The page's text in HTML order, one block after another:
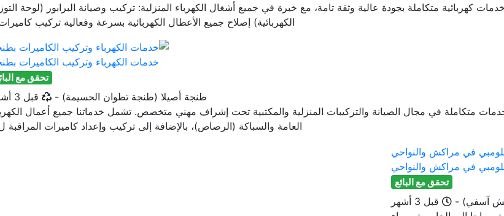
متكاملة بجودة عالية وثقة تامة، مع خبرة في جميع أشغال الكهرباء المنزلية: تركيب وصيانة البرابور (لوحة
الكهربائية) إصلاح جميع الأعطال الكهربائية بسرعة وفعالية تركيب
خدمات الكهرباء وتركيب الكاميرات
تحقق مع
طنجة أصيلا (طنجة تطوان الحسيمة) - أخر تحديث
قبل 3 أشهر
متكاملة في مجال الصيانة والتركيبات المنزلية والمكتبية تحت إشراف مهني متخصص. تشمل خدماتنا جميع أعمال
العامة والسباكة (الرصاص)، بالإضافة إلى تركيب وإعداد كاميرات المراقبة
في مراكش والنواحي
تحقق مع البائع
آسفي) -
Published
قبل 3 أشهر